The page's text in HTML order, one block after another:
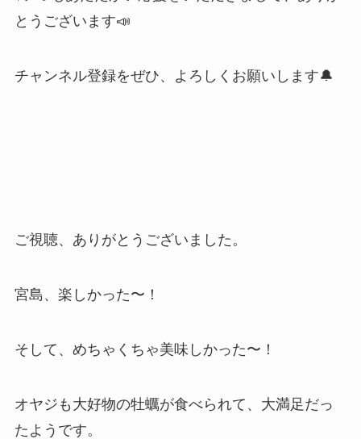
とうございます📣
チャンネル登録をぜひ、よろしくお願いします🔔
ご視聴、ありがとうございました。
宮島、楽しかった〜！
そして、めちゃくちゃ美味しかった〜！
オヤジも大好物の牡蠣が食べられて、大満足だっ
たようです。